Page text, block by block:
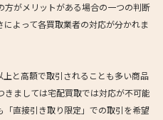
がメリットがある場合の一つの判断
よって各買取業者の対応が分かれま
と高額で取引されることも多い商品
ましては宅配買取では対応が不可能
直接引き取り限定」での取引を希望